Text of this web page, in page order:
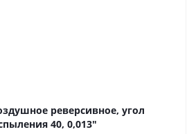
реверсивное, угол
40, 0,013"